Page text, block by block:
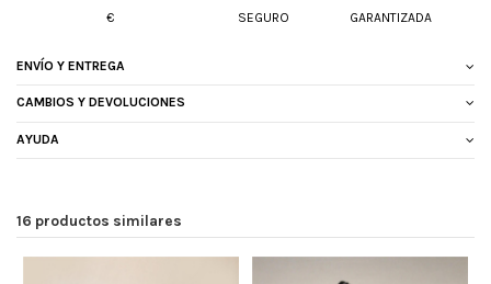
€
SEGURO
GARANTIZADA
ENVÍO Y ENTREGA
CAMBIOS Y DEVOLUCIONES
AYUDA
16 productos similares